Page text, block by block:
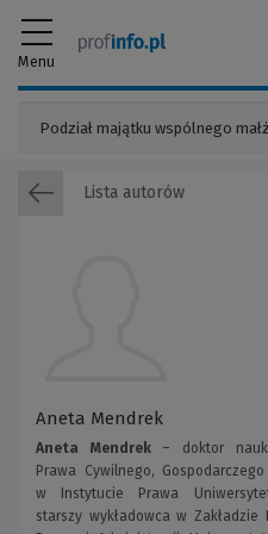
Menu
Aneta Mendrek
Aneta Mendrek– doktor nauk
Prawa Cywilnego,
w Instytucie Prawa
starszy wykładowca w Zakładzie
Lista autorów